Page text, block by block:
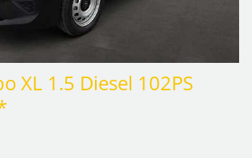
XL 1.5 Diesel 102PS